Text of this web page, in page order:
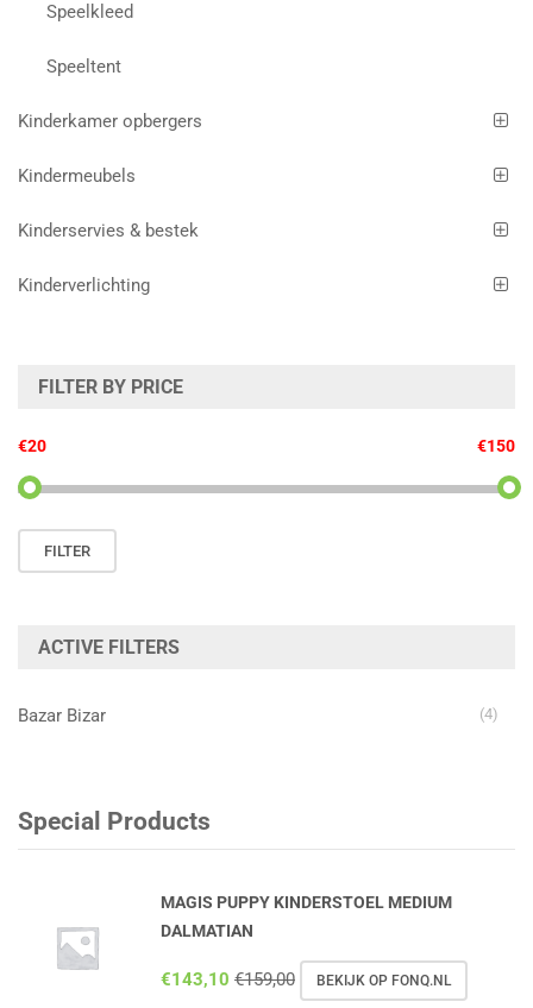
Speelkleed
Speeltent
Kinderkamer opbergers
Kindermeubels
Kinderservies & bestek
Kinderverlichting
FILTER BY PRICE
Min.
Max.FILTER
€20 €150
ACTIVE FILTERS
Bazar Bizar (4)
Special Products
MAGIS PUPPY KINDERSTOEL MEDIUM
DALMATIAN
€143,10 €159,00 BEKIJK OP FONQ.NL